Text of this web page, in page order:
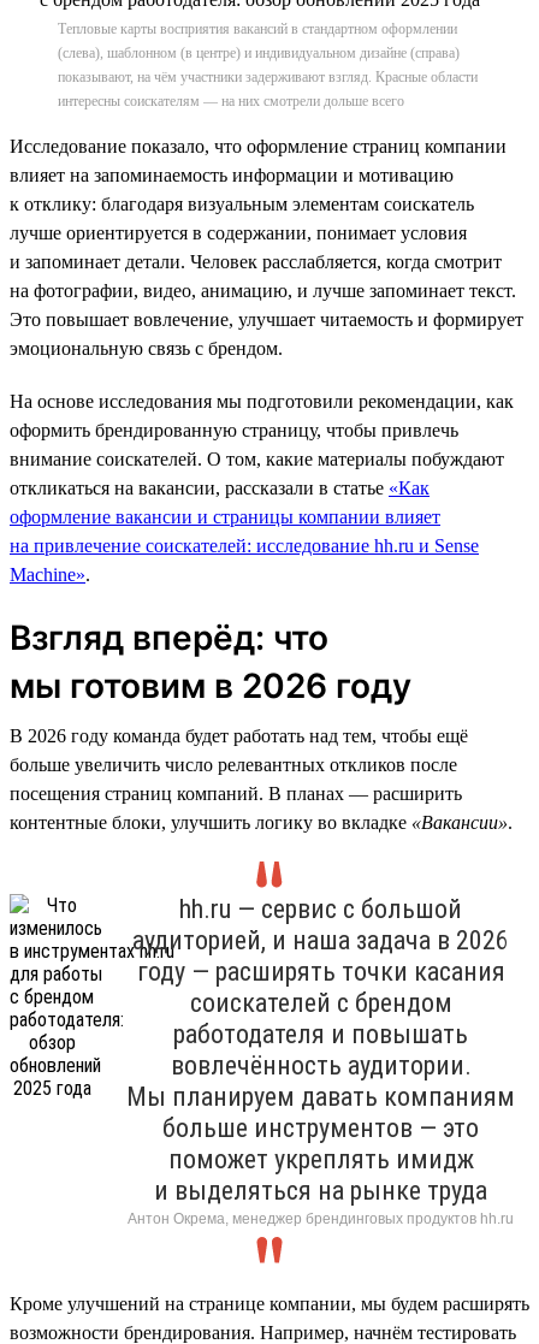
Тепловые карты восприятия вакансий в стандартном оформлении
(слева), шаблонном (в центре) и индивидуальном дизайне (справа)
показывают, на чём участники задерживают взгляд. Красные области
интересны соискателям — на них смотрели дольше всего
Исследование показало, что оформление страниц компании
влияет на запоминаемость информации и мотивацию
к отклику: благодаря визуальным элементам соискатель
лучше ориентируется в содержании, понимает условия
и запоминает детали. Человек расслабляется, когда смотрит
на фотографии, видео, анимацию, и лучше запоминает текст.
Это повышает вовлечение, улучшает читаемость и формирует
эмоциональную связь с брендом.
На основе исследования мы подготовили рекомендации, как
оформить брендированную страницу, чтобы привлечь
внимание соискателей. О том, какие материалы побуждают
откликаться на вакансии, рассказали в статье «Как
оформление вакансии и страницы компании влияет
на привлечение соискателей: исследование hh.ru и Sense
Machine».
Взгляд вперёд: что
мы готовим в 2026 году
В 2026 году команда будет работать над тем, чтобы ещё
больше увеличить число релевантных откликов после
посещения страниц компаний. В планах — расширить
контентные блоки, улучшить логику во вкладке «Вакансии».
hh.ru — сервис с большой
аудиторией, и наша задача в 2026
году — расширять точки касания
соискателей с брендом
работодателя и повышать
вовлечённость аудитории.
Мы планируем давать компаниям
больше инструментов — это
поможет укреплять имидж
и выделяться на рынке труда
Антон Окрема, менеджер брендинговых продуктов hh.ru
Кроме улучшений на странице компании, мы будем расширять
возможности брендирования. Например, начнём тестировать